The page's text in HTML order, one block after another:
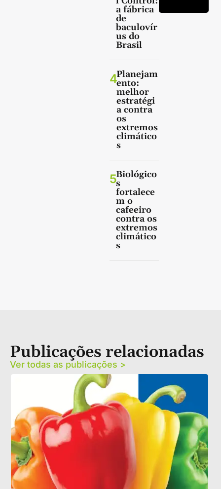
a fábrica
de
baculovír
us do
Brasil
4Planejam
ento:
melhor
estratégi
a contra
os
extremos
climático
s
5Biológico
s
fortalece
m o
cafeeiro
contra os
extremos
climático
s
Publicações relacionadas
Ver todas as publicações >